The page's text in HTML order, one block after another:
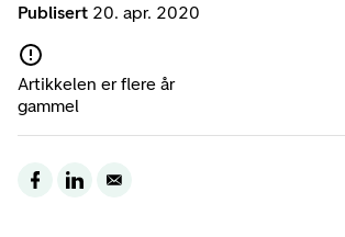
Publisert 20. apr. 2020
Artikkelen er flere år
gammel